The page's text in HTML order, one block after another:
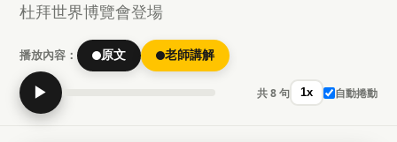
杜拜世界博覽會登場
播放內容： 原文 老師講解
▶ 共 8 句 1x 自動捲動